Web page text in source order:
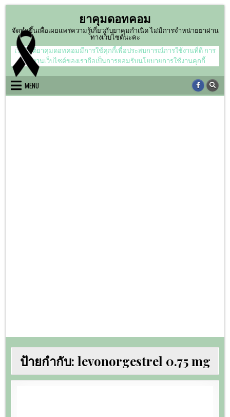
content
ยาคุมดอทคอม
จัดทำขึ้นเพื่อเผยแพร่ความรู้เกี่ยวกับยาคุมกำเนิด ไม่มีการจำหน่ายยาผ่าน
ทางเว็บไซต์นะคะ
เว็บไซต์ยาคุมดอทคอมมีการใช้คุกกี้เพื่อประสบการณ์การใช้งานที่ดี การ
ใช้งานเว็บไซต์ของเราถือเป็นการยอมรับนโยบายการใช้งานคุกกี้
MENU
ป้ายกำกับ: levonorgestrel 0.75 mg